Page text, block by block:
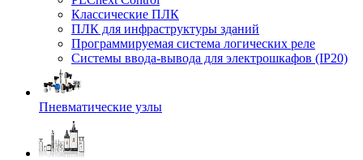
Классические ПЛК
ПЛК для инфраструктуры зданий
Программируемая система логических реле
Системы ввода-вывода для электрошкафов (IP20)
Пневматические узлы